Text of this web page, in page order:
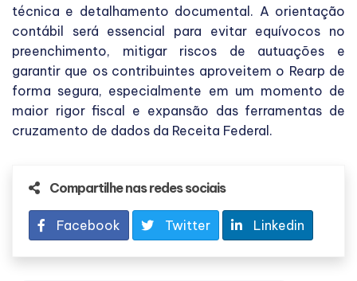
técnica e detalhamento documental. A orientação
contábil será essencial para evitar equívocos no
preenchimento, mitigar riscos de autuações e
garantir que os contribuintes aproveitem o Rearp de
forma segura, especialmente em um momento de
maior rigor fiscal e expansão das ferramentas de
cruzamento de dados da Receita Federal.
Compartilhe nas redes sociais
Facebook Twitter Linkedin